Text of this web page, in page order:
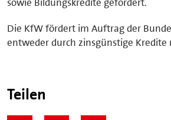
Die KfW fördert im Auftrag der
entweder durch zinsgünstige Kredite
Teilen